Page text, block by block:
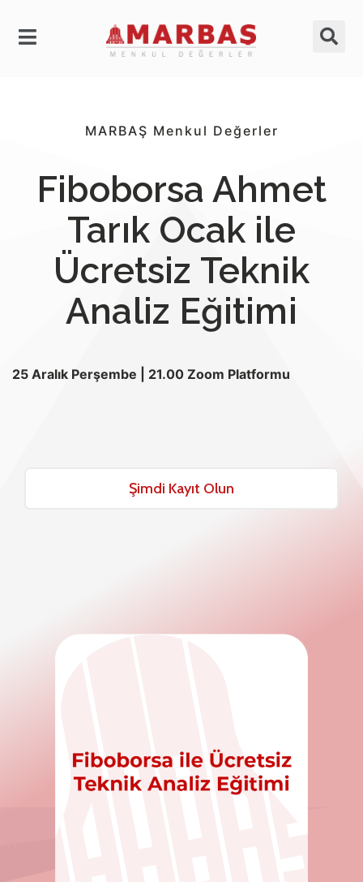
MARBAŞ Menkul Değerler
Fiboborsa Ahmet
Tarık Ocak ile
Ücretsiz Teknik
Analiz Eğitimi
25 Aralık Perşembe | 21.00 Zoom Platformu
Şimdi Kayıt Olun